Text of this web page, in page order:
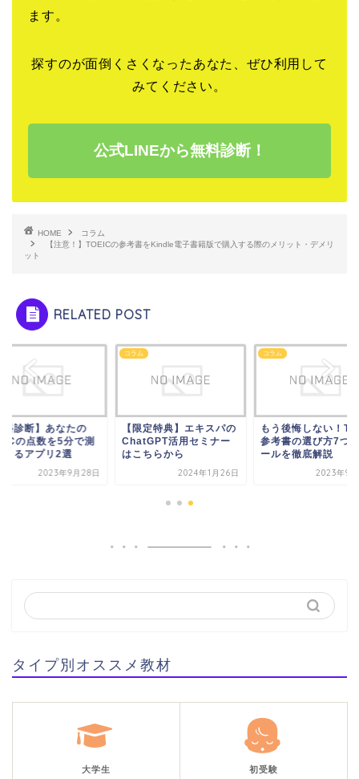
ます。
探すのが面倒くさくなったあなた、ぜひ利用して
みてください。
公式LINEから無料診断！
HOME
コラム
【注意！】TOEICの参考書をKindle電子書籍版で購入する際のメリット・デメリ
ット
RELATED POST
料診断】あなたの
の点数を5分で測
きるアプリ2選
2023年9月28日
コラム
【限定特典】エキスパの
ChatGPT活用セミナー
はこちらから
2024年1月26日
コラム
もう後悔しない！
参考書の選び方7つ
ールを徹底解説
2023年9
タイプ別オススメ教材
大学生 初受験